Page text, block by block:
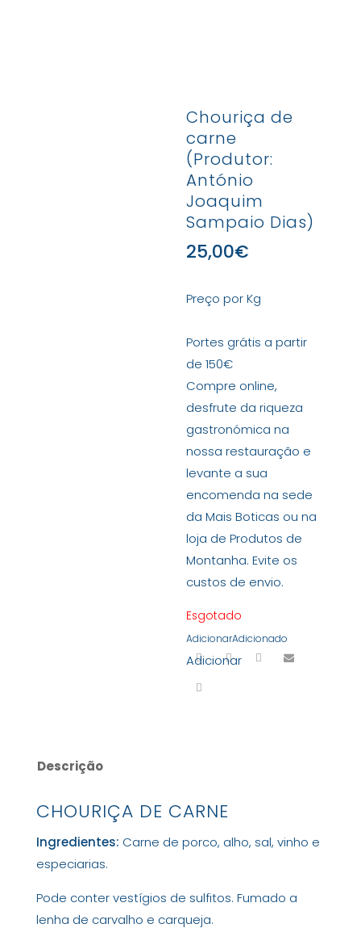
Chouriça de
carne
(Produtor:
António
Joaquim
Sampaio Dias)
25,00€
Preço por Kg
Portes grátis a partir
de 150€
Compre online,
desfrute da riqueza
gastronómica na
nossa restauração e
levante a sua
encomenda na sede
da Mais Boticas ou na
loja de Produtos de
Montanha. Evite os
custos de envio.
Esgotado
AdicionarAdicionado
Adicionar
Descrição
CHOURIÇA DE CARNE
Ingredientes: Carne de porco, alho, sal, vinho e
especiarias.
Pode conter vestígios de sulfitos. Fumado a
lenha de carvalho e carqueja.